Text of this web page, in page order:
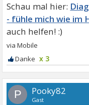
- fühle mich wie im
x 3
P Pooky82
Gast